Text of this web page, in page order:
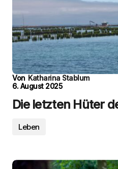
Von Katharina Stablum
6. August 2025
Die letzten Hüter
Leben